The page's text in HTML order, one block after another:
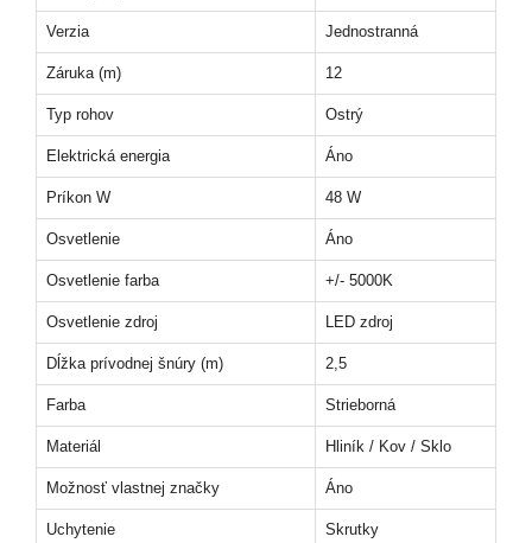
Verzia Jednostranná
Záruka (m) 12
Typ rohov Ostrý
Elektrická energia Áno
Príkon W 48 W
Osvetlenie Áno
Osvetlenie farba +/- 5000K
Osvetlenie zdroj LED zdroj
Dĺžka prívodnej šnúry (m) 2,5
Farba Strieborná
Materiál Hliník / Kov / Sklo
Možnosť vlastnej značky Áno
Uchytenie Skrutky